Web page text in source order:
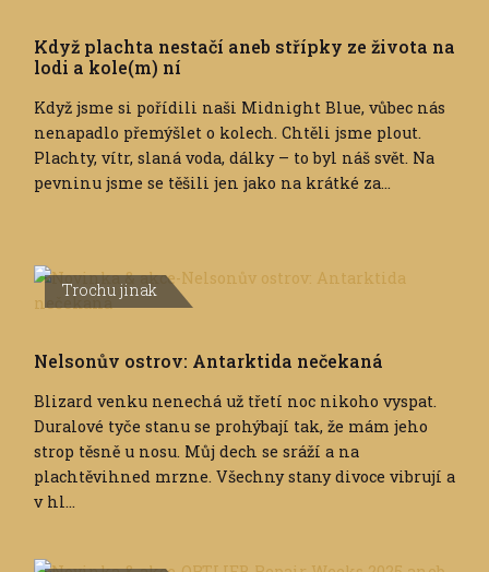
Když plachta nestačí aneb střípky ze života na
lodi a kole(m) ní
Když jsme si pořídili naši Midnight Blue, vůbec nás
nenapadlo přemýšlet o kolech. Chtěli jsme plout.
Plachty, vítr, slaná voda, dálky – to byl náš svět. Na
pevninu jsme se těšili jen jako na krátké za...
Trochu jinak
Nelsonův ostrov: Antarktida nečekaná
Blizard venku nenechá už třetí noc nikoho vyspat.
Duralové tyče stanu se prohýbají tak, že mám jeho
strop těsně u nosu. Můj dech se sráží a na
plachtěvihned mrzne. Všechny stany divoce vibrují a
v hl...